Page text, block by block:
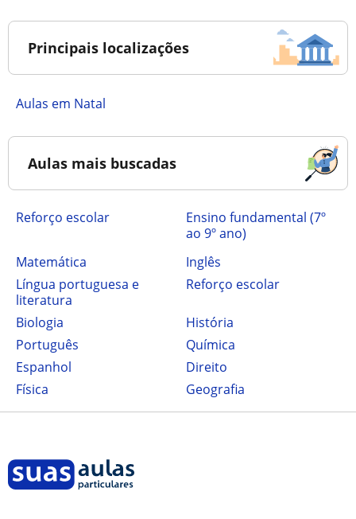
Principais localizações
Aulas em Natal
Aulas mais buscadas
Reforço escolar
ensino fundamental (7º
ao 9º ano)
Matemática
Inglês
Língua portuguesa e
literatura
Reforço escolar
Biologia
História
Português
Química
Espanhol
Direito
Física
Geografia